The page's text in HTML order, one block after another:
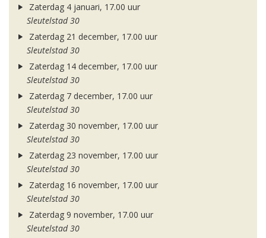
Zaterdag 4 januari, 17.00 uur
Sleutelstad 30
Zaterdag 21 december, 17.00 uur
Sleutelstad 30
Zaterdag 14 december, 17.00 uur
Sleutelstad 30
Zaterdag 7 december, 17.00 uur
Sleutelstad 30
Zaterdag 30 november, 17.00 uur
Sleutelstad 30
Zaterdag 23 november, 17.00 uur
Sleutelstad 30
Zaterdag 16 november, 17.00 uur
Sleutelstad 30
Zaterdag 9 november, 17.00 uur
Sleutelstad 30